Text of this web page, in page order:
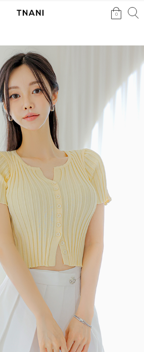
검
0 검색